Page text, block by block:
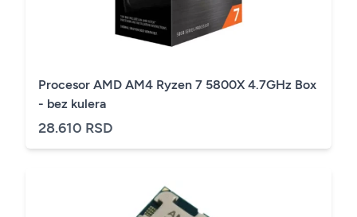
Procesor AMD AM4 Ryzen 7 5800X 4.7GHz Box
- bez kulera
28.610 RSD